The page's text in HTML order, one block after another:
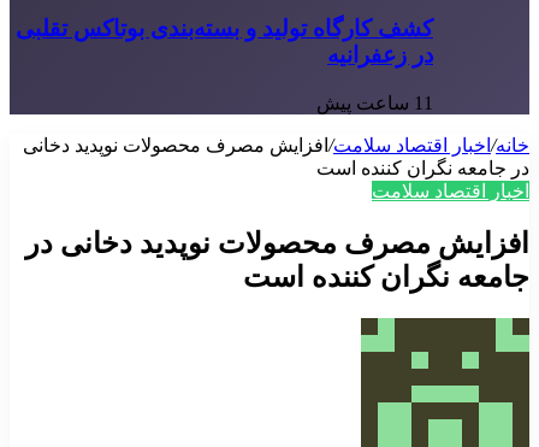
کشف کارگاه تولید و بسته‌بندی بوتاکس تقلبی
در زعفرانیه
11 ساعت پیش
خانه/ اخبار اقتصاد سلامت/ افزایش مصرف محصولات نوپدید دخانی
در جامعه نگران کننده است
اخبار اقتصاد سلامت
افزایش مصرف محصولات نوپدید دخانی در
جامعه نگران کننده است